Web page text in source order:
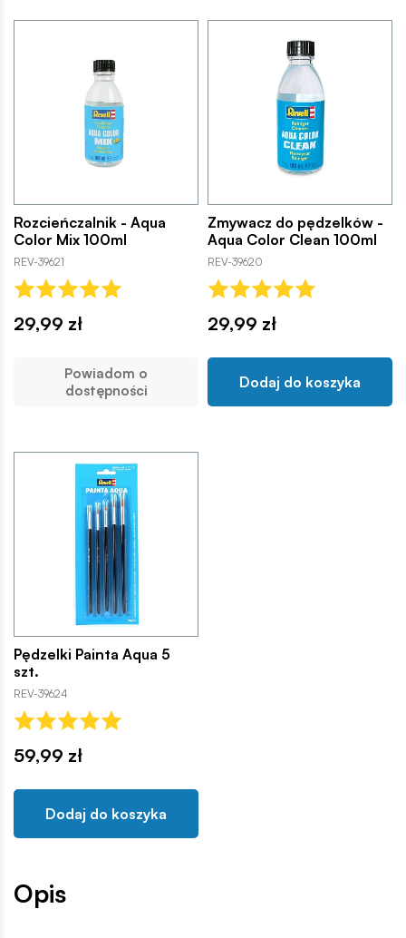
Rozcieńczalnik - Aqua
Color Mix 100ml
REV-39621
29,99 zł
Powiadom o
dostępności
Zmywacz do pędzelków -
Aqua Color Clean 100ml
REV-39620
29,99 zł
Dodaj do koszyka
Pędzelki Painta Aqua 5
szt.
REV-39624
59,99 zł
Dodaj do koszyka
Opis